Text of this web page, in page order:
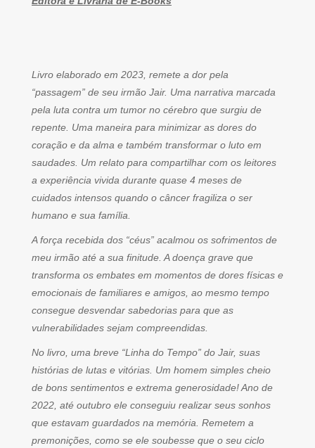
Livro elaborado em 2023, remete a dor pela
“passagem” de seu irmão Jair. Uma narrativa marcada
pela luta contra um tumor no cérebro que surgiu de
repente. Uma maneira para minimizar as dores do
coração e da alma e também transformar o luto em
saudades. Um relato para compartilhar com os leitores
a experiência vivida durante quase 4 meses de
cuidados intensos quando o câncer fragiliza o ser
humano e sua família.
A força recebida dos “céus” acalmou os sofrimentos de
meu irmão até a sua finitude. A doença grave que
transforma os embates em momentos de dores físicas e
emocionais de familiares e amigos, ao mesmo tempo
consegue desvendar sabedorias para que as
vulnerabilidades sejam compreendidas.
No livro, uma breve “Linha do Tempo” do Jair, suas
histórias de lutas e vitórias. Um homem simples cheio
de bons sentimentos e extrema generosidade! Ano de
2022, até outubro ele conseguiu realizar seus sonhos
que estavam guardados na memória. Remetem a
premonições, como se ele soubesse que o seu ciclo